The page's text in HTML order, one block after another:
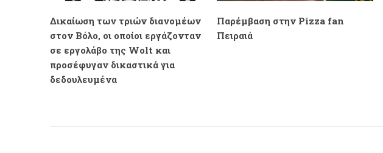
Δικαίωση των τριών διανομέων
στον Βόλο, οι οποίοι εργάζονταν
σε εργολάβο της Wolt και
προσέφυγαν δικαστικά για
δεδουλευμένα
Παρέμβαση στην Pizza fan
Πειραιά